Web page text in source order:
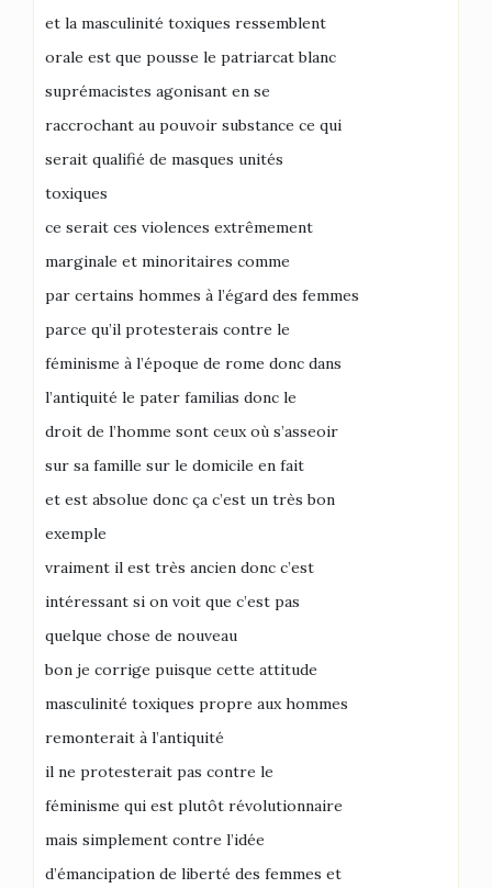
et la masculinité toxiques ressemblent
orale est que pousse le patriarcat blanc
suprémacistes agonisant en se
raccrochant au pouvoir substance ce qui
serait qualifié de masques unités
toxiques
ce serait ces violences extrêmement
marginale et minoritaires comme
par certains hommes à l’égard des femmes
parce qu’il protesterais contre le
féminisme à l’époque de rome donc dans
l’antiquité le pater familias donc le
droit de l’homme sont ceux où s’asseoir
sur sa famille sur le domicile en fait
et est absolue donc ça c’est un très bon
exemple
vraiment il est très ancien donc c’est
intéressant si on voit que c’est pas
quelque chose de nouveau
bon je corrige puisque cette attitude
masculinité toxiques propre aux hommes
remonterait à l’antiquité
il ne protesterait pas contre le
féminisme qui est plutôt révolutionnaire
mais simplement contre l’idée
d’émancipation de liberté des femmes et